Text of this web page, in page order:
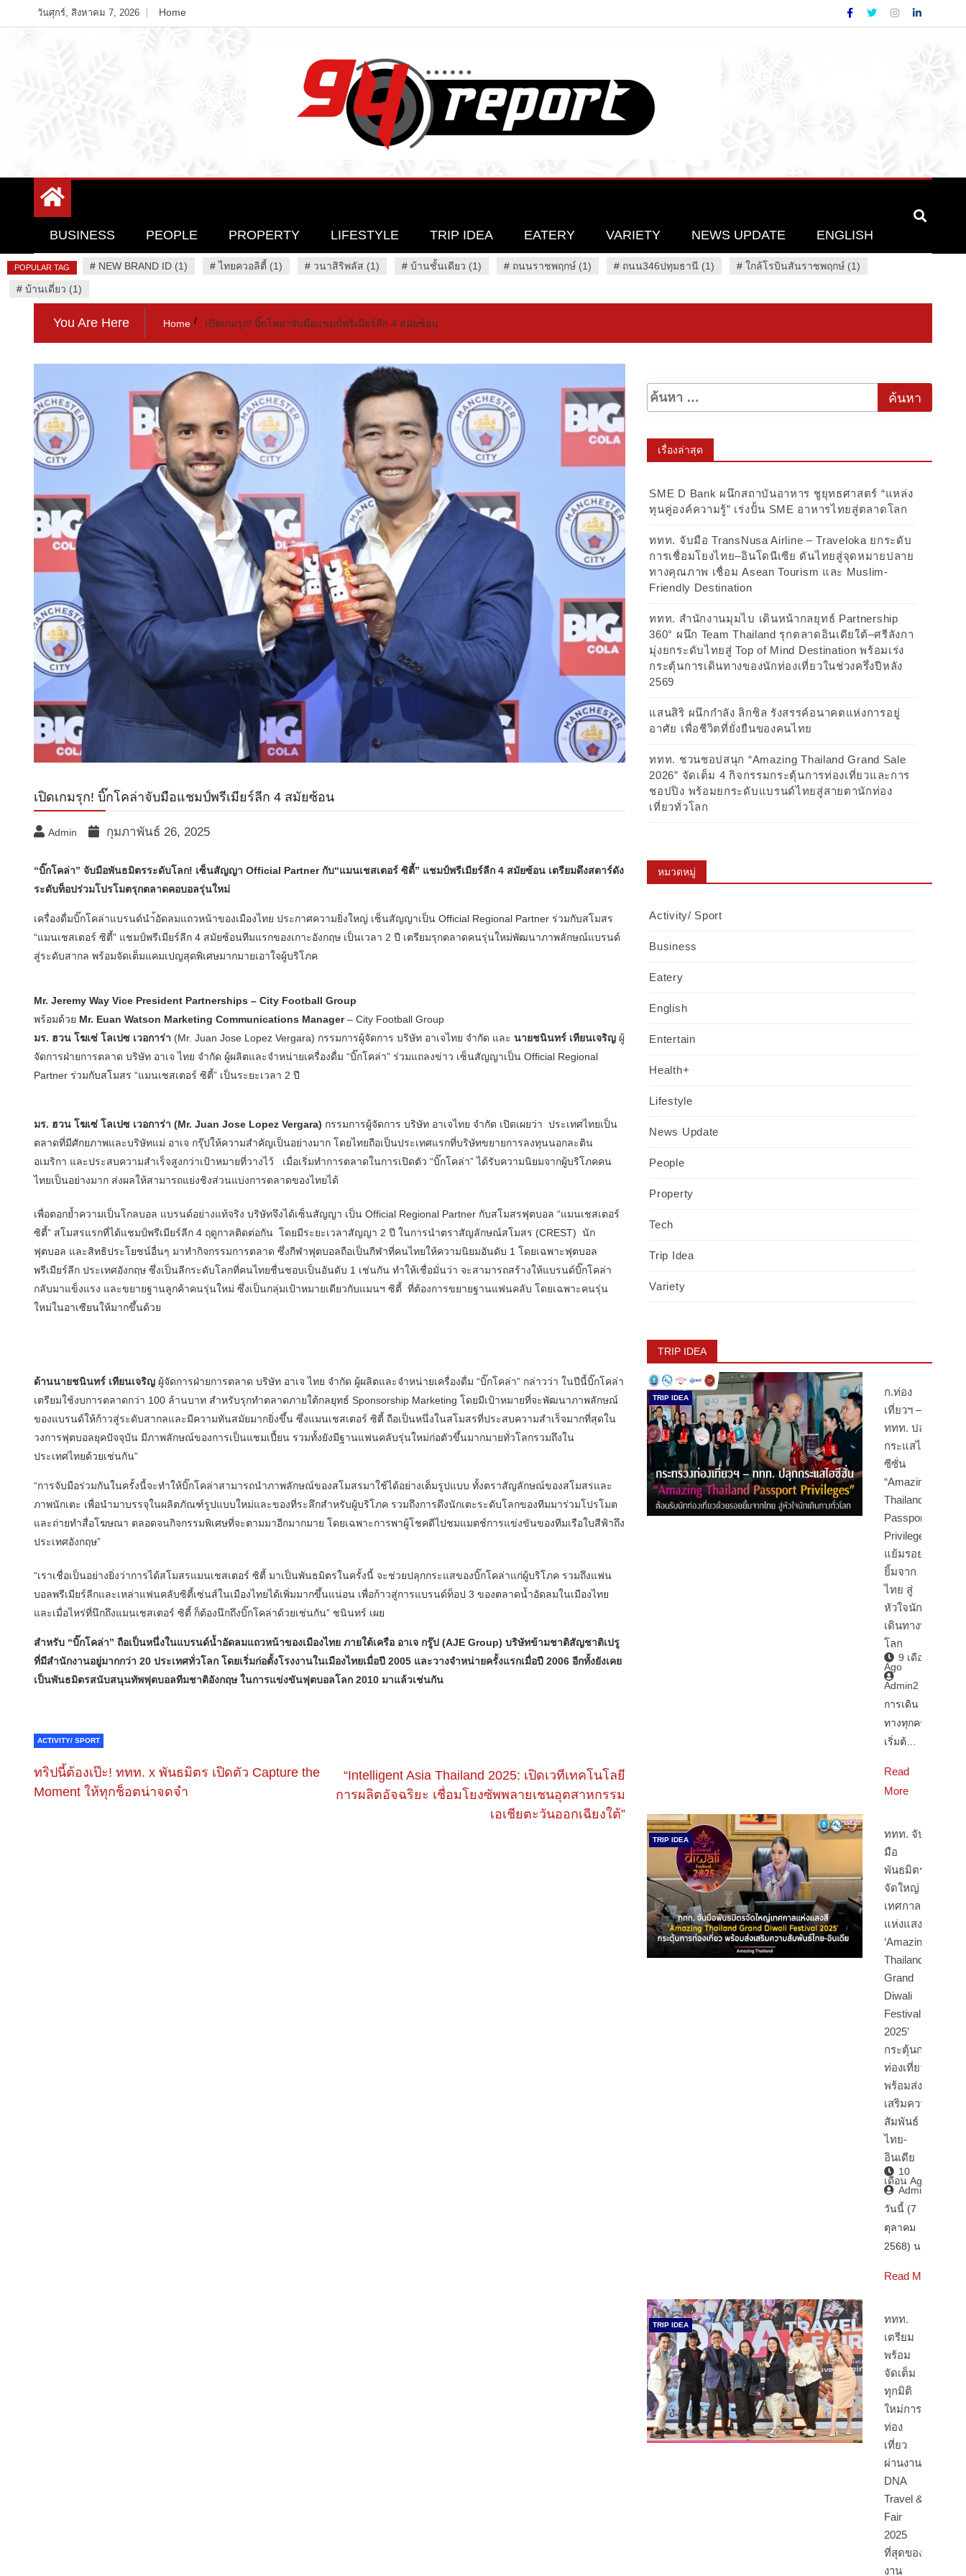
to
วันศุกร์, สิงหาคม 7, 2026 Home
94 Report.com
BUSINESS PEOPLE PROPERTY LIFESTYLE TRIP IDEA EATERY VARIETY NEWS UPDATE ENGLISH
POPULAR TAG # NEW BRAND ID (1) #ไทยควอลิตี้ (1) # วนาสิริพลัส (1) # บ้านชั้นเดียว (1) # ถนนราชพฤกษ์ (1) # ถนน346ปทุมธานี (1) # ใกล้โรบินสันราชพฤกษ์ (1)
# บ้านเดี่ยว (1)
You Are Here Home เปิดเกมรุก! บิ๊กโคล่าจับมือแชมป์พรีเมียร์ลีก 4 สมัยซ้อน
เปิดเกมรุก! บิ๊กโคล่าจับมือแชมป์พรีเมียร์ลีก 4 สมัยซ้อน
Admin กุมภาพันธ์ 26, 2025
“บิ๊กโคล่า” จับมือพันธมิตรระดับโลก! เซ็นสัญญา Official Partner กับ“แมนเชสเตอร์ ซิตี้” แชมป์พรีเมียร์ลีก 4 สมัยซ้อน เตรียมดึงสตาร์ดัง
ระดับท็อปร่วมโปรโมตรุกตลาดคอบอลรุ่นใหม่
เครื่องดื่มบิ๊กโคล่าแบรนด์นำ้อัดลมแถวหน้าของเมืองไทย ประกาศความยิ่งใหญ่ เซ็นสัญญาเป็น Official Regional Partner ร่วมกับสโมสร
“แมนเชสเตอร์ ซิตี้” แชมป์พรีเมียร์ลีก 4 สมัยซ้อนทีมแรกของเกาะอังกฤษ เป็นเวลา 2 ปี เตรียมรุกตลาดคนรุ่นใหม่พัฒนาภาพลักษณ์แบรนด์
สู่ระดับสากล พร้อมจัดเต็มแคมเปญสุดพิเศษมากมายเอาใจผู้บริโภค
Mr. Jeremy Way Vice President Partnerships – City Football Group
พร้อมด้วย Mr. Euan Watson Marketing Communications Manager– City Football Group
มร. ฮวน โฆเซ่ โลเปซ เวอการ่า (Mr. Juan Jose Lopez Vergara) กรรมการผู้จัดการ บริษัท อาเจไทย จำกัด และ นายชนินทร์ เทียนเจริญ ผู้
จัดการฝ่ายการตลาด บริษัท อาเจ ไทย จำกัด ผู้ผลิตและจำหน่ายเครื่องดื่ม “บิ๊กโคล่า” ร่วมแถลงข่าว เซ็นสัญญาเป็น Official Regional
Partner ร่วมกับสโมสร “แมนเชสเตอร์ ซิตี้” เป็นระยะเวลา 2 ปี
มร. ฮวน โฆเซ่ โลเปซ เวอการ่า (Mr. Juan Jose Lopez Vergara) กรรมการผู้จัดการ บริษัท อาเจไทย จำกัด เปิดเผยว่า ประเทศไทยเป็น
ตลาดที่มีศักยภาพและบริษัทแม่ อาเจ กรุ๊ปให้ความสำคัญเป็นอย่างมาก โดยไทยถือเป็นประเทศแรกที่บริษัทขยายการลงทุนนอกละติน
อเมริกา และประสบความสำเร็จสูงกว่าเป้าหมายที่วางไว้ เมื่อเริ่มทำการตลาดในการเปิดตัว “บิ๊กโคล่า” ได้รับความนิยมจากผู้บริโภคคน
ไทยเป็นอย่างมาก ส่งผลให้สามารถแย่งชิงส่วนแบ่งการตลาดของไทยได้
เพื่อตอกย้ำความเป็นโกลบอล แบรนด์อย่างแท้จริง บริษัทจึงได้เซ็นสัญญา เป็น Official Regional Partner กับสโมสรฟุตบอล “แมนเชสเตอร์
ซิตี้” สโมสรแรกที่ได้แชมป์พรีเมียร์ลีก 4 ฤดูกาลติดต่อกัน โดยมีระยะเวลาสัญญา 2 ปี ในการนำตราสัญลักษณ์สโมสร (CREST) นัก
ฟุตบอล และสิทธิประโยชน์อื่นๆ มาทำกิจกรรมการตลาด ซึ่งกีฬาฟุตบอลถือเป็นกีฬาที่คนไทยให้ความนิยมอันดับ 1 โดยเฉพาะฟุตบอล
พรีเมียร์ลีก ประเทศอังกฤษ ซึ่งเป็นลีกระดับโลกที่คนไทยชื่นชอบเป็นอันดับ 1 เช่นกัน ทำให้เชื่อมั่นว่า จะสามารถสร้างให้แบรนด์บิ๊กโคล่า
กลับมาแข็งแรง และขยายฐานลูกค้าคนรุ่นใหม่ ซึ่งเป็นกลุ่มเป้าหมายเดียวกับแมนฯ ซิตี้ ที่ต้องการขยายฐานแฟนคลับ โดยเฉพาะคนรุ่น
ใหม่ในอาเซียนให้มากขึ้นด้วย
ด้านนายชนินทร์ เทียนเจริญ ผู้จัดการฝ่ายการตลาด บริษัท อาเจ ไทย จำกัด ผู้ผลิตและจำหน่ายเครื่องดื่ม “บิ๊กโคล่า” กล่าวว่า ในปีนี้บิ๊กโคล่า
เตรียมใช้งบการตลาดกว่า 100 ล้านบาท สำหรับรุกทำตลาดภายใต้กลยุทธ์ Sponsorship Marketing โดยมีเป้าหมายที่จะพัฒนาภาพลักษณ์
ของแบรนด์ให้ก้าวสู่ระดับสากลและมีความทันสมัยมากยิ่งขึ้น ซึ่งแมนเชสเตอร์ ซิตี้ ถือเป็นหนึ่งในสโมสรที่ประสบความสำเร็จมากที่สุดใน
วงการฟุตบอลยุคปัจจุบัน มีภาพลักษณ์ของการเป็นแชมเปี้ยน รวมทั้งยังมีฐานแฟนคลับรุ่นใหม่ก่อตัวขึ้นมากมายทั่วโลกรวมถึงใน
ประเทศไทยด้วยเช่นกัน”
“การจับมือร่วมกันในครั้งนี้จะทำให้บิ๊กโคล่าสามารถนำภาพลักษณ์ของสโมสรมาใช้ได้อย่างเต็มรูปแบบ ทั้งตราสัญลักษณ์ของสโมสรและ
ภาพนักเตะ เพื่อนำมาบรรจุในผลิตภัณฑ์รูปแบบใหม่และของที่ระลึกสำหรับผู้บริโภค รวมถึงการดึงนักเตะระดับโลกของทีมมาร่วมโปรโมต
และถ่ายทำสื่อโฆษณา ตลอดจนกิจกรรมพิเศษที่จะตามมาอีกมากมาย โดยเฉพาะการพาผู้โชคดีไปชมแมตช์การแข่งขันของทีมเรือใบสีฟ้าถึง
ประเทศอังกฤษ”
“เราเชื่อเป็นอย่างยิ่งว่าการได้สโมสรแมนเชสเตอร์ ซิตี้ มาเป็นพันธมิตรในครั้งนี้ จะช่วยปลุกกระแสของบิ๊กโคล่าแก่ผู้บริโภค รวมถึงแฟน
บอลพรีเมียร์ลีกและเหล่าแฟนคลับซิตี้เซ่นส์ในเมืองไทยได้เพิ่มมากขึ้นแน่อน เพื่อก้าวสู่การแบรนด์ท็อป 3 ของตลาดน้ำอัดลมในเมืองไทย
และเมื่อไหร่ที่นึกถึงแมนเชสเตอร์ ซิตี้ ก็ต้องนึกถึงบิ๊กโคล่าด้วยเช่นกัน” ชนินทร์ เผย
สำหรับ “บิ๊กโคล่า” ถือเป็นหนึ่งในแบรนด์น้ำอัดลมแถวหน้าของเมืองไทย ภายใต้เครือ อาเจ กรู๊ป (AJE Group) บริษัทข้ามชาติสัญชาติเปรู
ที่มีสำนักงานอยู่มากกว่า 20 ประเทศทั่วโลก โดยเริ่มก่อตั้งโรงงานในเมืองไทยเมื่อปี 2005 และวางจำหน่ายครั้งแรกเมื่อปี 2006 อีกทั้งยังเคย
เป็นพันธมิตรสนับสนุนทัพฟุตบอลทีมชาติอังกฤษ ในการแข่งขันฟุตบอลโลก 2010 มาแล้วเช่นกัน
ACTIVITY/ SPORT
ทริปนี้ต้องเป๊ะ! ททท. x พันธมิตร เปิดตัว Capture the
Moment ให้ทุกช็อตน่าจดจำ
“Intelligent Asia Thailand 2025: เปิดเวทีเทคโนโลยี
การผลิตอัจฉริยะ เชื่อมโยงซัพพลายเชนอุตสาหกรรม
เอเชียตะวันออกเฉียงใต้”
เรื่องล่าสุด
SME D Bank ผนึกสถาบันอาหาร ชูยุทธศาสตร์ “แหล่ง
ทุนคู่องค์ความรู้” เร่งปั้น SME อาหารไทยสู่ตลาดโลก
ททท. จับมือ TransNusa Airline – Traveloka ยกระดับ
การเชื่อมโยงไทย–อินโดนีเซีย ดันไทยสู่จุดหมายปลาย
ทางคุณภาพ เชื่อม Asean Tourism และ Muslim-
Friendly Destination
ททท. สำนักงานมุมไบ เดินหน้ากลยุทธ์ Partnership
360° ผนึก Team Thailand รุกตลาดอินเดียใต้–ศรีลังกา
มุ่งยกระดับไทยสู่ Top of Mind Destination พร้อมเร่ง
กระตุ้นการเดินทางของนักท่องเที่ยวในช่วงครึ่งปีหลัง
2569
แสนสิริ ผนึกกำลัง ลิกซิล รังสรรค์อนาคตแห่งการอยู่
อาศัย เพื่อชีวิตที่ยั่งยืนของคนไทย
ททท. ชวนชอปสนุก “Amazing Thailand Grand Sale
2026” จัดเต็ม 4 กิจกรรมกระตุ้นการท่องเที่ยวและการ
ชอปปิง พร้อมยกระดับแบรนด์ไทยสู่สายตานักท่อง
เที่ยวทั่วโลก
หมวดหมู่
Activity/ Sport
Business
Eatery
English
Entertain
Health+
Lifestyle
News Update
People
Property
Tech
Trip Idea
Variety
TRIP IDEA
TRIP IDEA
ก.ท่อง
เที่ยวฯ –
ททท. ปลุก
กระแสไฮ
ซีซั่น
“Amazing
Thailand
Passport
Privileges”
แย้มรอย
ยิ้มจาก
ไทย สู่
หัวใจนัก
เดินทางทั่ว
โลก
9 เดือน
Ago
Admin2
การเดิน
ทางทุกครั้ง
เริ่มต้…
Read
More
TRIP IDEA
ททท. จับ
มือ
พันธมิตร
จัดใหญ่
เทศกาล
แห่งแสงสี
‘Amazing
Thailand
Grand
Diwali
Festival
2025’
กระตุ้นการ
ท่องเที่ยว
พร้อมส่ง
เสริมความ
สัมพันธ์
ไทย-
อินเดีย
10
เดือน Ago
Admin2
วันนี้ (7
ตุลาคม
2568) นา…
Read More
TRIP IDEA
ททท.
เตรียม
พร้อม
จัดเต็ม
ทุกมิติ
ใหม่การ
ท่อง
เที่ยว
ผ่านงาน
DNA
Travel &
Fair
2025
ที่สุดของ
งาน